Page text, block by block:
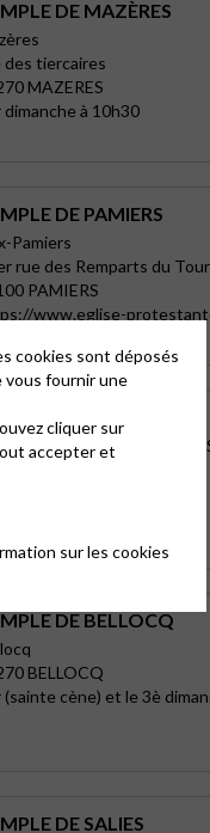
DE MAZÈRES
des tiercaires
MAZERES
dimanche à 10h30
DE PAMIERS
Pamiers
rue des Remparts du
PAMIERS
www.eglise-
Biarritz-Pays basque-
DE BELLOCQ
BELLOCQ
(sainte cène) et le 3è
DE SALIES
cookies sont déposés
vous fournir une
cliquer sur
accepter et
sur les cookies